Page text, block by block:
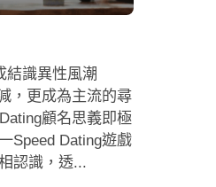
結識異性風潮
，更成為主流的尋
顧名思義即極
Speed Dating遊戲
認識，透...